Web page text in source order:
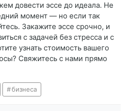
довести эссе до идеала. Не
момент — но если так
Закажите эссе срочно, и
с задачей без стресса и с
узнать стоимость вашего
Свяжитесь с нами прямо
бизнеса